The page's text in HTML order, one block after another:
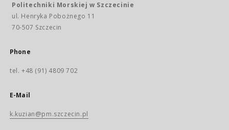
Politechniki Morskiej w Szczecinie
ul. Henryka Pobożnego 11
70-507 Szczecin
Phone
tel. +48 (91) 4809 702
E-Mail
k.kuzian@pm.szczecin.pl